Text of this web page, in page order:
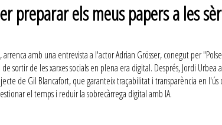
preparar els meus papers a les
amb una entrevista a l'actor Adrian Grösser, conegut per
sortir de les xarxes socials en plena era digital. Després, Jordi
de Gil Blancafort, que garanteix traçabilitat i transparència en l'ús
el temps i reduir la sobrecàrrega digital amb IA.